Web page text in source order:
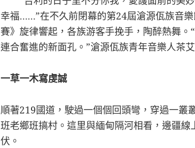
幸福……”在不久前閉幕的第24屆滄源佤族音
賽》旋律響起，各族游客手挽手，陶醉熱舞。
連合奮進的新面孔。”滄源佤族青年音樂人茶
一草一木寫虔誠
順著219國道，駛過一個個回頭彎，穿過一叢
班老鄉班搞村。這里與緬甸隔河相看，邊疆
伏。